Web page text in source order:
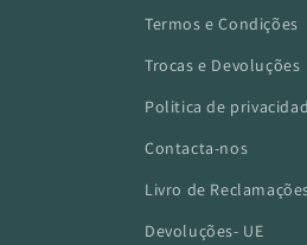
Termos e Condições
Trocas e Devoluções
Politica de
Contacta-nos
Livro de
Devoluções- UE